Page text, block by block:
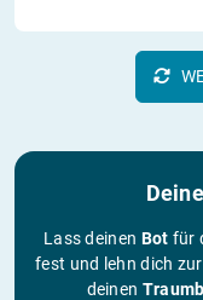
Lass deinen Bot für
fest und lehn dich
deinen